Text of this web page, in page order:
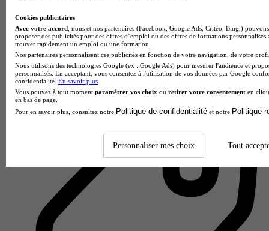
ISC Orléans
5.0
5 avis
Orléans
Cookies publicitaires
Avec votre accord , nous et nos partenaires (Facebook, Google Ads, Critéo, Bing,)
proposer des publicités pour des offres d’emploi ou des offres de formations
trouver rapidement un emploi ou une formation.
Nos partenaires personnalisent ces publicités en fonction de votre navigation, de votre
Nous utilisons des technologies Google (ex : Google Ads) pour mesurer l'audience et
personnalisés. En acceptant, vous consentez à l'utilisation de vos données par Google
confidentialité. En savoir plus
Vous pouvez à tout moment paramétrer vos choix ou retirer votre consentement en
en bas de page.
Pour en savoir plus, consultez notre Politique de confidentialité et notre Politique
Personnaliser mes choix Tout